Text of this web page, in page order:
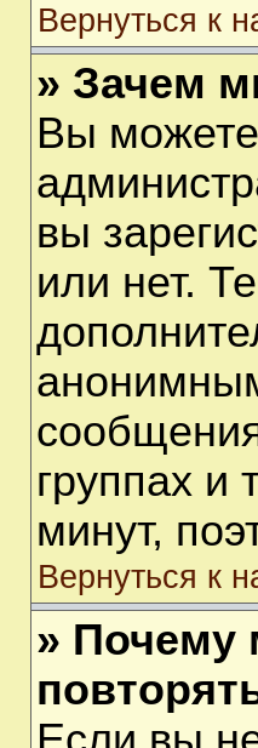
Вернуться к
» Зачем
Вы можете
вы
или нет.
группах и
минут,
Вернуться к
» Почему